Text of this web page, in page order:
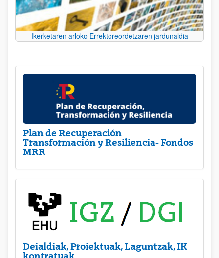
Ikerketaren arloko Errektoreordetzaren jardunaldia
Plan de Recuperación
Transformación y Resiliencia- Fondos
MRR
Deialdiak, Proiektuak, Laguntzak, IK
kontratuak